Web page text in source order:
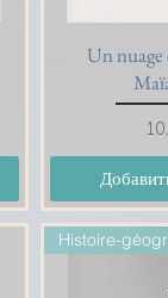
Un
Histoire-